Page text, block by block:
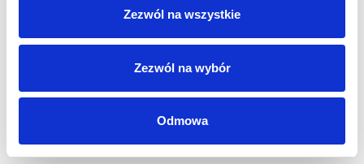
Zezwól na wszystkie
Zezwól na wybór
Odmowa